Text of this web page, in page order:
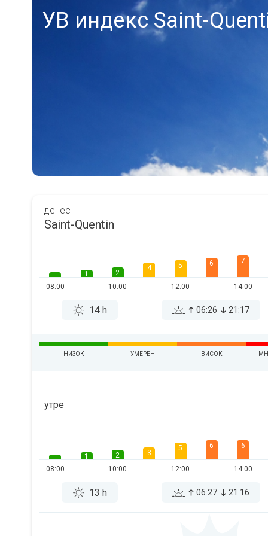
УВ индекс Saint-
денес
Saint-Quentin
08:00
1
2
10:00
4 5
12:00
6 7
14:00
14 h 06:26 21:17
НИЗОК УМЕРЕН ВИСОК
утре
08:00
1
2
10:00
3
5
12:00
6 6
14:00
13 h 06:27 21:16